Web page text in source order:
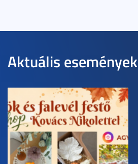
Aktuális események